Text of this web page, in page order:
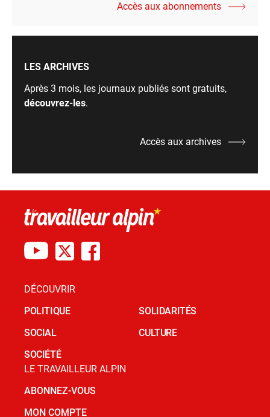
Accès aux abonnements
LES ARCHIVES
Après 3 mois, les journaux publiés sont gratuits,
découvrez-les.
Accès aux archives
DÉCOUVRIR
POLITIQUE
SOCIAL
SOCIÉTÉ
SOLIDARITÉS
CULTURE
LE TRAVAILLEUR ALPIN
ABONNEZ-VOUS
MON COMPTE